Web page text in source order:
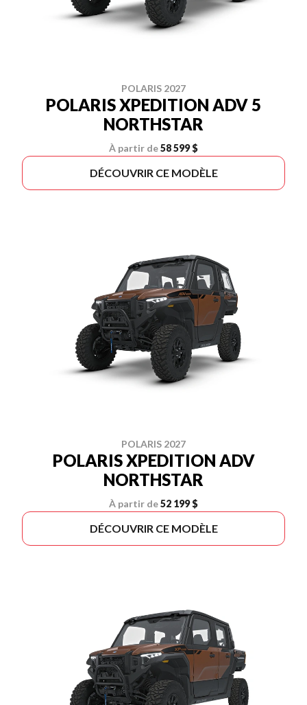
POLARIS 2027
POLARIS XPEDITION ADV 5
NORTHSTAR
À partir de58 599 $
DÉCOUVRIR CE MODÈLE
POLARIS 2027
POLARIS XPEDITION ADV
NORTHSTAR
À partir de52 199 $
DÉCOUVRIR CE MODÈLE